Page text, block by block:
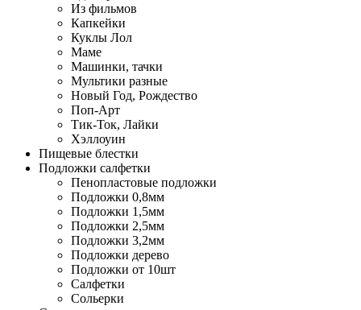
Из фильмов
Капкейки
Куклы Лол
Маме
Машинки, тачки
Мультики разные
Новый Год, Рождество
Поп-Арт
Тик-Ток, Лайки
Хэллоуин
Пищевые блестки
Подложки салфетки
Пенопластовые подложки
Подложки 0,8мм
Подложки 1,5мм
Подложки 2,5мм
Подложки 3,2мм
Подложки дерево
Подложки от 10шт
Салфетки
Сольерки